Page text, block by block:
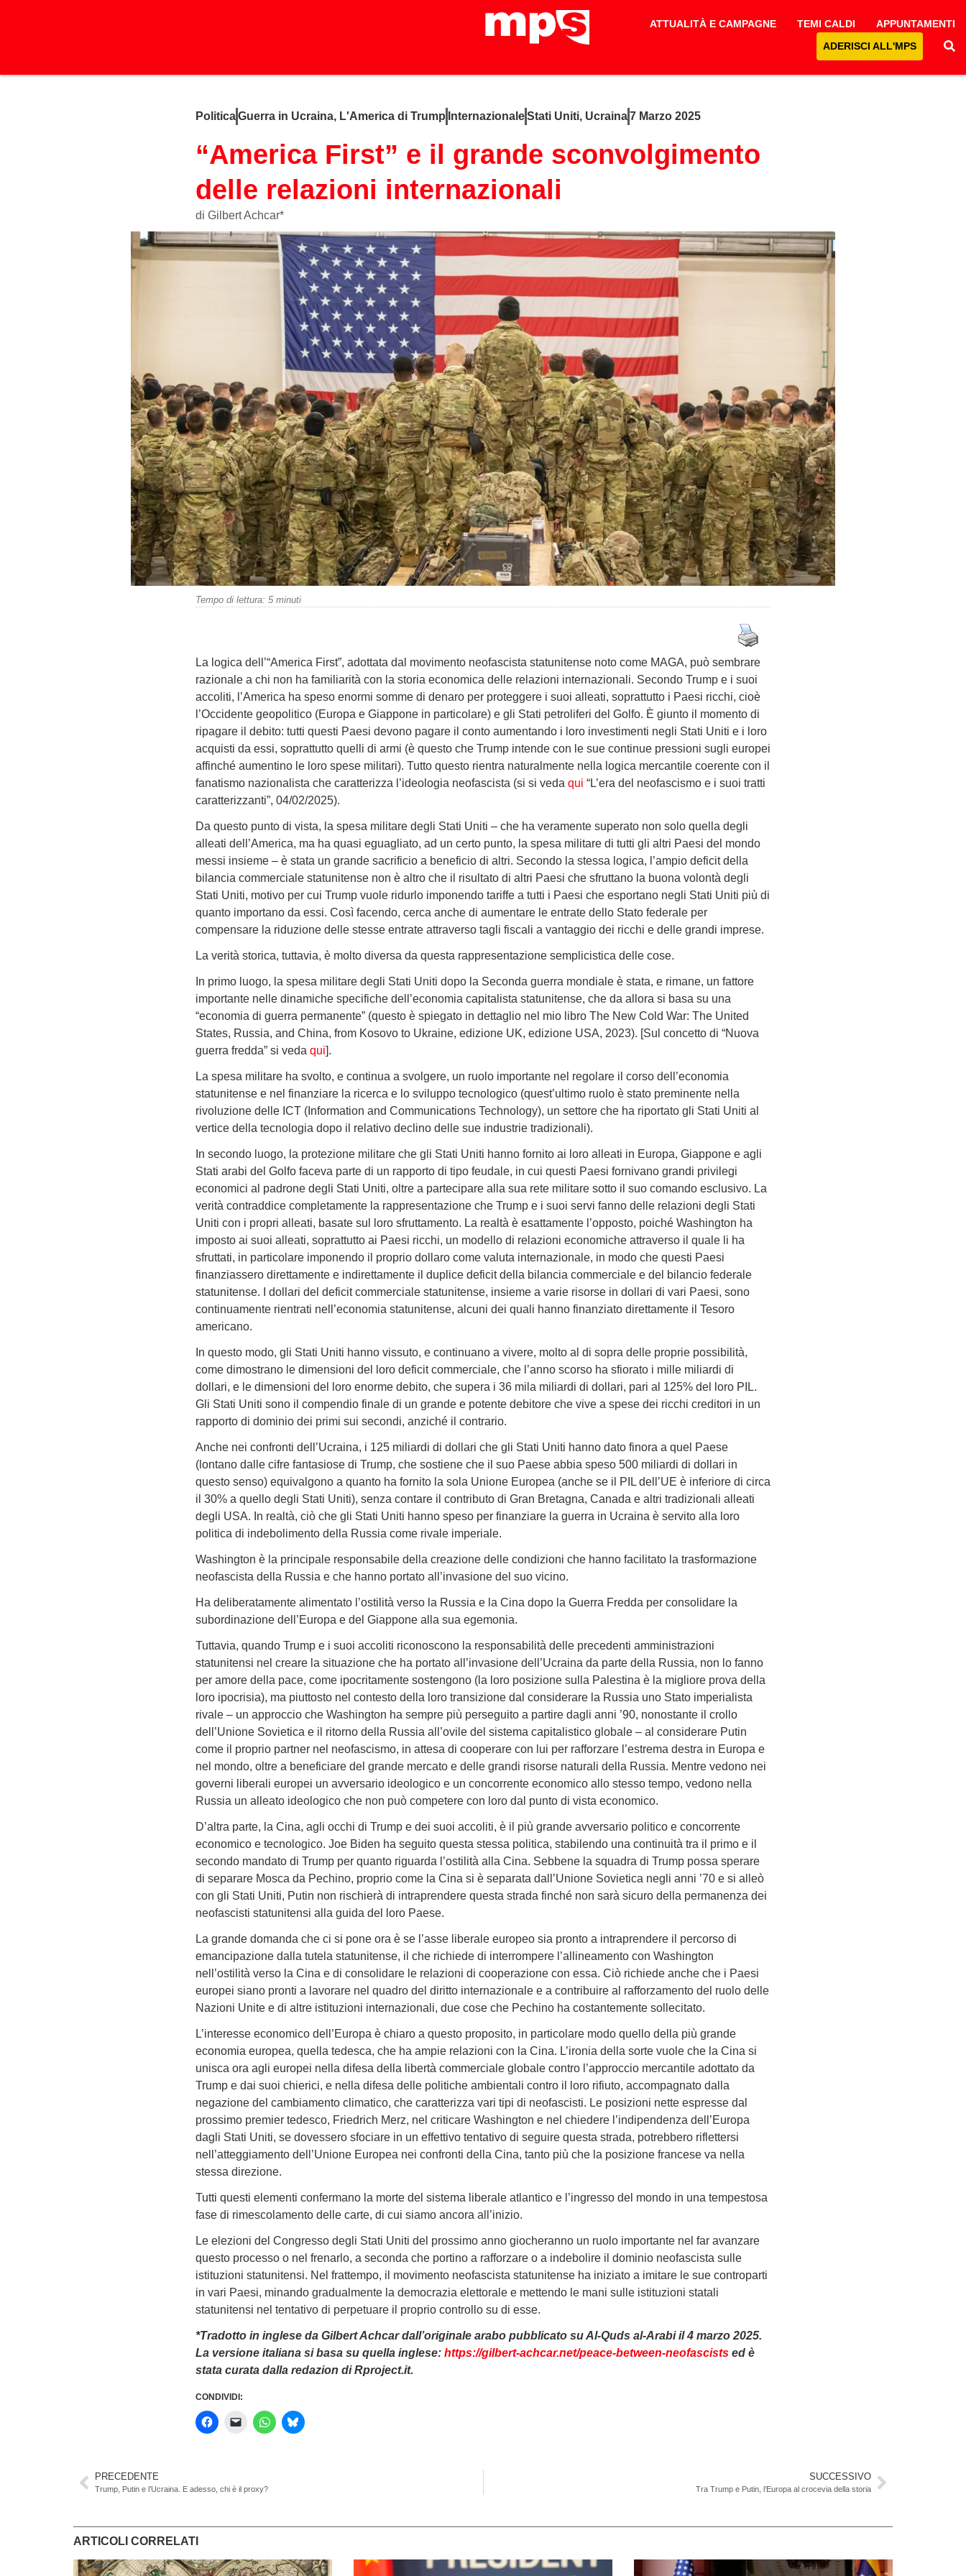
ATTUALITÀ E CAMPAGNE TEMI CALDI
APPUNTAMENTI
ADERISCI ALL'MPS
PoliticaGuerra in Ucraina, L'America di Trump InternazionaleStati Uniti, Ucraina7 Marzo 2025
“America First” e il grande sconvolgimento
delle relazioni internazionali
di Gilbert Achcar*
Tempo di lettura: 5 minuti
La logica dell’“America First”, adottata dal movimento neofascista statunitense noto come MAGA, può sembrare
razionale a chi non ha familiarità con la storia economica delle relazioni internazionali. Secondo Trump e i suoi
accoliti, l’America ha speso enormi somme di denaro per proteggere i suoi alleati, soprattutto i Paesi ricchi, cioè
l’Occidente geopolitico (Europa e Giappone in particolare) e gli Stati petroliferi del Golfo. È giunto il momento di
ripagare il debito: tutti questi Paesi devono pagare il conto aumentando i loro investimenti negli Stati Uniti e i loro
acquisti da essi, soprattutto quelli di armi (è questo che Trump intende con le sue continue pressioni sugli europei
affinché aumentino le loro spese militari). Tutto questo rientra naturalmente nella logica mercantile coerente con il
fanatismo nazionalista che caratterizza l’ideologia neofascista (si si veda qui “L’era del neofascismo e i suoi tratti
caratterizzanti”, 04/02/2025).
Da questo punto di vista, la spesa militare degli Stati Uniti – che ha veramente superato non solo quella degli
alleati dell’America, ma ha quasi eguagliato, ad un certo punto, la spesa militare di tutti gli altri Paesi del mondo
messi insieme – è stata un grande sacrificio a beneficio di altri. Secondo la stessa logica, l’ampio deficit della
bilancia commerciale statunitense non è altro che il risultato di altri Paesi che sfruttano la buona volontà degli
Stati Uniti, motivo per cui Trump vuole ridurlo imponendo tariffe a tutti i Paesi che esportano negli Stati Uniti più di
quanto importano da essi. Così facendo, cerca anche di aumentare le entrate dello Stato federale per
compensare la riduzione delle stesse entrate attraverso tagli fiscali a vantaggio dei ricchi e delle grandi imprese.
La verità storica, tuttavia, è molto diversa da questa rappresentazione semplicistica delle cose.
In primo luogo, la spesa militare degli Stati Uniti dopo la Seconda guerra mondiale è stata, e rimane, un fattore
importante nelle dinamiche specifiche dell’economia capitalista statunitense, che da allora si basa su una
“economia di guerra permanente” (questo è spiegato in dettaglio nel mio libro The New Cold War: The United
States, Russia, and China, from Kosovo to Ukraine, edizione UK, edizione USA, 2023). [Sul concetto di “Nuova
guerra fredda” si veda qui].
La spesa militare ha svolto, e continua a svolgere, un ruolo importante nel regolare il corso dell’economia
statunitense e nel finanziare la ricerca e lo sviluppo tecnologico (quest’ultimo ruolo è stato preminente nella
rivoluzione delle ICT (Information and Communications Technology), un settore che ha riportato gli Stati Uniti al
vertice della tecnologia dopo il relativo declino delle sue industrie tradizionali).
In secondo luogo, la protezione militare che gli Stati Uniti hanno fornito ai loro alleati in Europa, Giappone e agli
Stati arabi del Golfo faceva parte di un rapporto di tipo feudale, in cui questi Paesi fornivano grandi privilegi
economici al padrone degli Stati Uniti, oltre a partecipare alla sua rete militare sotto il suo comando esclusivo. La
verità contraddice completamente la rappresentazione che Trump e i suoi servi fanno delle relazioni degli Stati
Uniti con i propri alleati, basate sul loro sfruttamento. La realtà è esattamente l’opposto, poiché Washington ha
imposto ai suoi alleati, soprattutto ai Paesi ricchi, un modello di relazioni economiche attraverso il quale li ha
sfruttati, in particolare imponendo il proprio dollaro come valuta internazionale, in modo che questi Paesi
finanziassero direttamente e indirettamente il duplice deficit della bilancia commerciale e del bilancio federale
statunitense. I dollari del deficit commerciale statunitense, insieme a varie risorse in dollari di vari Paesi, sono
continuamente rientrati nell’economia statunitense, alcuni dei quali hanno finanziato direttamente il Tesoro
americano.
In questo modo, gli Stati Uniti hanno vissuto, e continuano a vivere, molto al di sopra delle proprie possibilità,
come dimostrano le dimensioni del loro deficit commerciale, che l’anno scorso ha sfiorato i mille miliardi di
dollari, e le dimensioni del loro enorme debito, che supera i 36 mila miliardi di dollari, pari al 125% del loro PIL.
Gli Stati Uniti sono il compendio finale di un grande e potente debitore che vive a spese dei ricchi creditori in un
rapporto di dominio dei primi sui secondi, anziché il contrario.
Anche nei confronti dell’Ucraina, i 125 miliardi di dollari che gli Stati Uniti hanno dato finora a quel Paese
(lontano dalle cifre fantasiose di Trump, che sostiene che il suo Paese abbia speso 500 miliardi di dollari in
questo senso) equivalgono a quanto ha fornito la sola Unione Europea (anche se il PIL dell’UE è inferiore di circa
il 30% a quello degli Stati Uniti), senza contare il contributo di Gran Bretagna, Canada e altri tradizionali alleati
degli USA. In realtà, ciò che gli Stati Uniti hanno speso per finanziare la guerra in Ucraina è servito alla loro
politica di indebolimento della Russia come rivale imperiale.
Washington è la principale responsabile della creazione delle condizioni che hanno facilitato la trasformazione
neofascista della Russia e che hanno portato all’invasione del suo vicino.
Ha deliberatamente alimentato l’ostilità verso la Russia e la Cina dopo la Guerra Fredda per consolidare la
subordinazione dell’Europa e del Giappone alla sua egemonia.
Tuttavia, quando Trump e i suoi accoliti riconoscono la responsabilità delle precedenti amministrazioni
statunitensi nel creare la situazione che ha portato all’invasione dell’Ucraina da parte della Russia, non lo fanno
per amore della pace, come ipocritamente sostengono (la loro posizione sulla Palestina è la migliore prova della
loro ipocrisia), ma piuttosto nel contesto della loro transizione dal considerare la Russia uno Stato imperialista
rivale – un approccio che Washington ha sempre più perseguito a partire dagli anni ’90, nonostante il crollo
dell’Unione Sovietica e il ritorno della Russia all’ovile del sistema capitalistico globale – al considerare Putin
come il proprio partner nel neofascismo, in attesa di cooperare con lui per rafforzare l’estrema destra in Europa e
nel mondo, oltre a beneficiare del grande mercato e delle grandi risorse naturali della Russia. Mentre vedono nei
governi liberali europei un avversario ideologico e un concorrente economico allo stesso tempo, vedono nella
Russia un alleato ideologico che non può competere con loro dal punto di vista economico.
D’altra parte, la Cina, agli occhi di Trump e dei suoi accoliti, è il più grande avversario politico e concorrente
economico e tecnologico. Joe Biden ha seguito questa stessa politica, stabilendo una continuità tra il primo e il
secondo mandato di Trump per quanto riguarda l’ostilità alla Cina. Sebbene la squadra di Trump possa sperare
di separare Mosca da Pechino, proprio come la Cina si è separata dall’Unione Sovietica negli anni ’70 e si alleò
con gli Stati Uniti, Putin non rischierà di intraprendere questa strada finché non sarà sicuro della permanenza dei
neofascisti statunitensi alla guida del loro Paese.
La grande domanda che ci si pone ora è se l’asse liberale europeo sia pronto a intraprendere il percorso di
emancipazione dalla tutela statunitense, il che richiede di interrompere l’allineamento con Washington
nell’ostilità verso la Cina e di consolidare le relazioni di cooperazione con essa. Ciò richiede anche che i Paesi
europei siano pronti a lavorare nel quadro del diritto internazionale e a contribuire al rafforzamento del ruolo delle
Nazioni Unite e di altre istituzioni internazionali, due cose che Pechino ha costantemente sollecitato.
L’interesse economico dell’Europa è chiaro a questo proposito, in particolare modo quello della più grande
economia europea, quella tedesca, che ha ampie relazioni con la Cina. L’ironia della sorte vuole che la Cina si
unisca ora agli europei nella difesa della libertà commerciale globale contro l’approccio mercantile adottato da
Trump e dai suoi chierici, e nella difesa delle politiche ambientali contro il loro rifiuto, accompagnato dalla
negazione del cambiamento climatico, che caratterizza vari tipi di neofascisti. Le posizioni nette espresse dal
prossimo premier tedesco, Friedrich Merz, nel criticare Washington e nel chiedere l’indipendenza dell’Europa
dagli Stati Uniti, se dovessero sfociare in un effettivo tentativo di seguire questa strada, potrebbero riflettersi
nell’atteggiamento dell’Unione Europea nei confronti della Cina, tanto più che la posizione francese va nella
stessa direzione.
Tutti questi elementi confermano la morte del sistema liberale atlantico e l’ingresso del mondo in una tempestosa
fase di rimescolamento delle carte, di cui siamo ancora all’inizio.
Le elezioni del Congresso degli Stati Uniti del prossimo anno giocheranno un ruolo importante nel far avanzare
questo processo o nel frenarlo, a seconda che portino a rafforzare o a indebolire il dominio neofascista sulle
istituzioni statunitensi. Nel frattempo, il movimento neofascista statunitense ha iniziato a imitare le sue controparti
in vari Paesi, minando gradualmente la democrazia elettorale e mettendo le mani sulle istituzioni statali
statunitensi nel tentativo di perpetuare il proprio controllo su di esse.
*Tradotto in inglese da Gilbert Achcar dall’originale arabo pubblicato su Al-Quds al-Arabi il 4 marzo 2025.
La versione italiana si basa su quella inglese: https://gilbert-achcar.net/peace-between-neofascists ed è
stata curata dalla redazion di Rproject.it.
CONDIVIDI:
PRECEDENTE
Trump, Putin e l’Ucraina. E adesso, chi è il proxy?
SUCCESSIVO
Tra Trump e Putin, l’Europa al crocevia della storia
ARTICOLI CORRELATI